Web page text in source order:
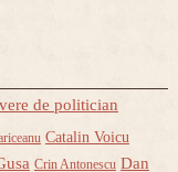
de politician
Catalin Voicu
Crin Antonescu Dan